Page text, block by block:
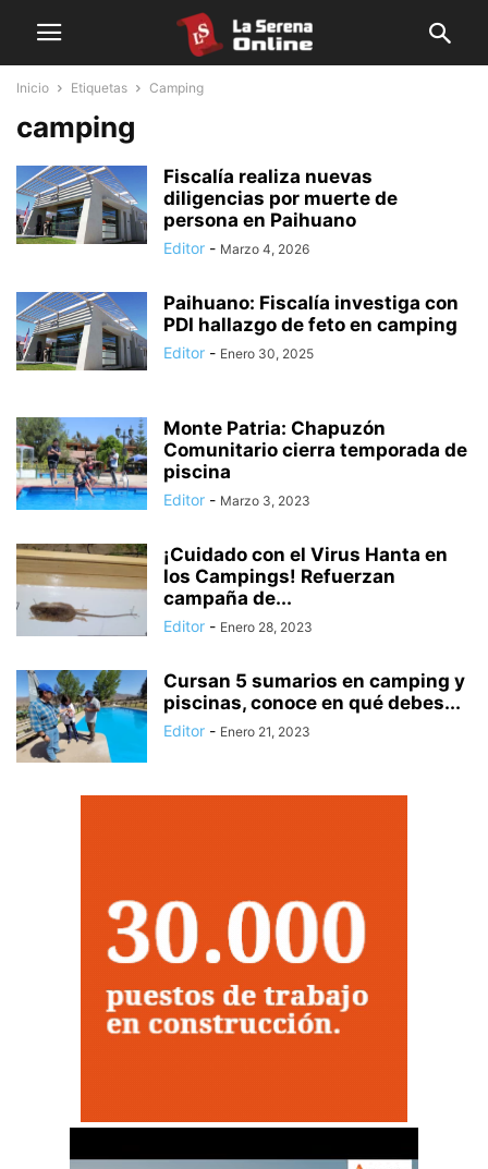
Inicio Etiquetas Camping
camping
Fiscalía realiza nuevas
diligencias por muerte de
persona en Paihuano
Editor - Marzo 4, 2026
Paihuano: Fiscalía investiga con
PDI hallazgo de feto en camping
Editor - Enero 30, 2025
Monte Patria: Chapuzón
Comunitario cierra temporada de
piscina
Editor - Marzo 3, 2023
¡Cuidado con el Virus Hanta en
los Campings! Refuerzan
campaña de...
Editor - Enero 28, 2023
Cursan 5 sumarios en camping y
piscinas, conoce en qué debes...
Editor - Enero 21, 2023